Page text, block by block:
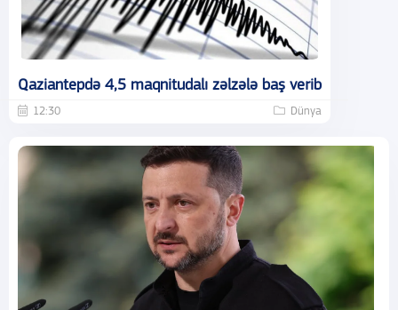
Qaziantepdə 4,5 maqnitudalı zəlzələ baş verib
12:30 Dünya